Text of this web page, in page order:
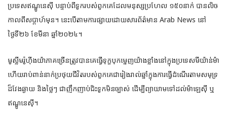
ប្រទេសឥណ្ឌូនេស៊ី បន្ទាប់ពីទូក​របស់​ពួក​គេដែលមនុស្សប្រហែល ១៥០នាក់ បានលិច
កាលពីសប្តាហ៍មុន។ នេះបើតាមការ​ផ្សាយ​ដោយ​សារព័ត៌មាន Arab News នៅ
ថ្ងៃទី២៦ ខែមីនា ឆ្នាំ២០២៤។
មូស្លីមរ៉ូហ៊ីងយ៉ាភាគច្រើនត្រូវបានគេធ្វើទុក្ខបុកម្នេញយ៉ាងខ្លាំងនៅក្នុងប្រទេសមីយ៉ាន់ម៉ា
ហើយរាប់​ពាន់នាក់ប្រថុយជីវិតរបស់ពួកគេជារៀងរាល់ឆ្នាំក្នុង​ការធ្វើដំណើរតាមសមុទ្រ​
ដ៏​វែងឆ្ងាយ និងថ្លៃៗ ជាញឹកញាប់ជិះទូកមិនច្បាស់ ដើម្បីព្យាយាមទៅដល់ម៉ាឡេស៊ី ឬ
ឥណ្ឌូនេស៊ី។